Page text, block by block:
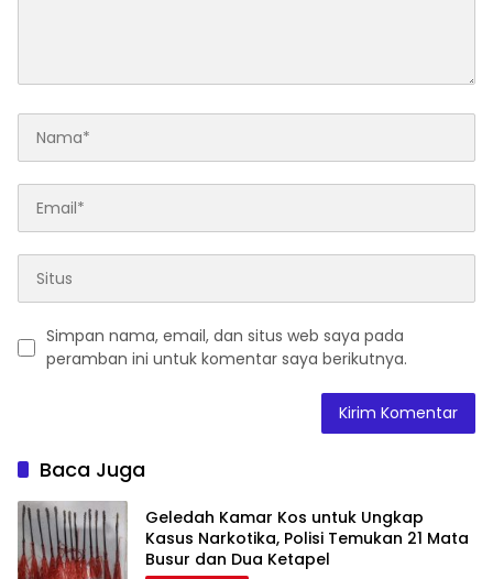
Simpan nama, email, dan situs web saya pada
peramban ini untuk komentar saya berikutnya.
Baca Juga
Geledah Kamar Kos untuk Ungkap
Kasus Narkotika, Polisi Temukan 21 Mata
Busur dan Dua Ketapel